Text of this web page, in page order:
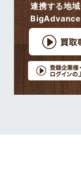
連携する地
BigAdvance